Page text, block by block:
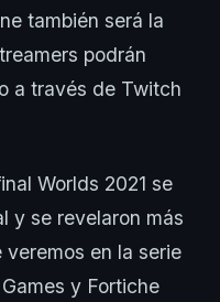
también será la
podrán
a través de Twitch
Worlds 2021 se
y se revelaron más
en la serie
y Fortiche